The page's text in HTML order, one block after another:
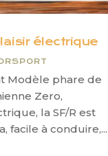
électrique
Modèle phare de
Zero,
la SF/R est
facile à conduire,...